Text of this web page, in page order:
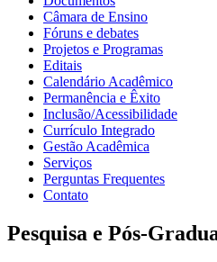
Câmara de Ensino
Fóruns e debates
Projetos e Programas
Editais
Calendário Acadêmico
Permanência e Êxito
Inclusão/Acessibilidade
Currículo Integrado
Gestão Acadêmica
Serviços
Perguntas Frequentes
Contato
Pesquisa e Pós-